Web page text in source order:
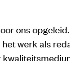
ons
werk als